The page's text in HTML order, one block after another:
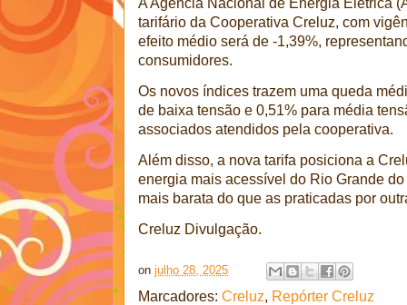
A Agência Nacional de Energia Elétrica
tarifário da Cooperativa Creluz, com
efeito médio será de -1,39%,
consumidores.
Os novos índices trazem uma queda
de baixa tensão e 0,51% para média
associados atendidos pela cooperativa.
Além disso, a nova tarifa posiciona a
energia mais acessível do Rio Grande
mais barata do que as praticadas por
Creluz Divulgação.
on julho 28, 2025
Marcadores: Creluz, Repórter Creluz